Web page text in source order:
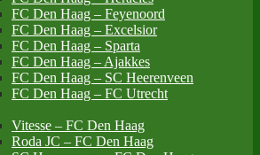
FC Den Haag – Feyenoord
FC Den Haag – Excelsior
FC Den Haag – Sparta
FC Den Haag – Ajakkes
FC Den Haag – SC Heerenveen
FC Den Haag – FC Utrecht
Vitesse – FC Den Haag
Roda JC – FC Den Haag